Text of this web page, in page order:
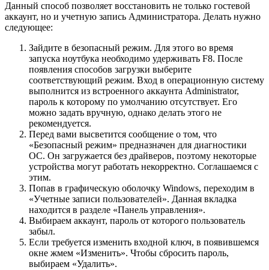
Данный способ позволяет восстановить не только гостевой
аккаунт, но и учетную запись Администратора. Делать нужно
следующее:
Зайдите в безопасный режим. Для этого во время
запуска ноутбука необходимо удерживать F8. После
появления способов загрузки выберите
соответствующий режим. Вход в операционную систему
выполнится из встроенного аккаунта Administrator,
пароль к которому по умолчанию отсутствует. Его
можно задать вручную, однако делать этого не
рекомендуется.
Перед вами высветится сообщение о том, что
«Безопасный режим» предназначен для диагностики
ОС. Он загружается без драйверов, поэтому некоторые
устройства могут работать некорректно. Соглашаемся с
этим.
Попав в графическую оболочку Windows, переходим в
«Учетные записи пользователей». Данная вкладка
находится в разделе «Панель управления».
Выбираем аккаунт, пароль от которого пользователь
забыл.
Если требуется изменить входной ключ, в появившемся
окне жмем «Изменить». Чтобы сбросить пароль,
выбираем «Удалить».